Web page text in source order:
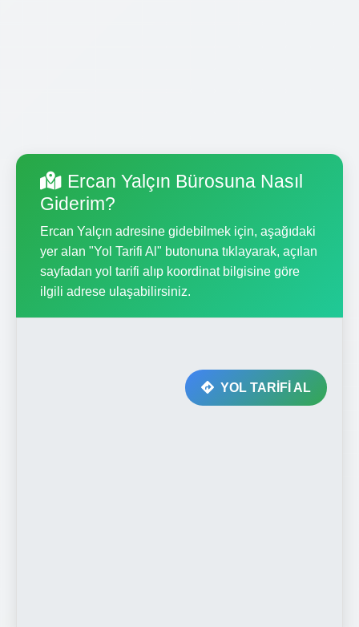
Ercan Yalçın Bürosuna Nasıl
Giderim?
Ercan Yalçın adresine gidebilmek için, aşağıdaki
yer alan "Yol Tarifi Al" butonuna tıklayarak, açılan
sayfadan yol tarifi alıp koordinat bilgisine göre
ilgili adrese ulaşabilirsiniz.
YOL TARİFİ AL